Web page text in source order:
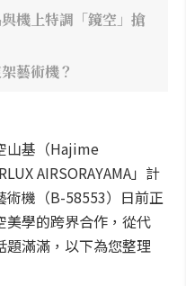
機上特調「鏡空」搶
藝術機？
山基（Hajime
AIRSORAYAMA」計
術機（B-58553）日前正
美學的跨界合作，從代
題滿滿，以下為您整理